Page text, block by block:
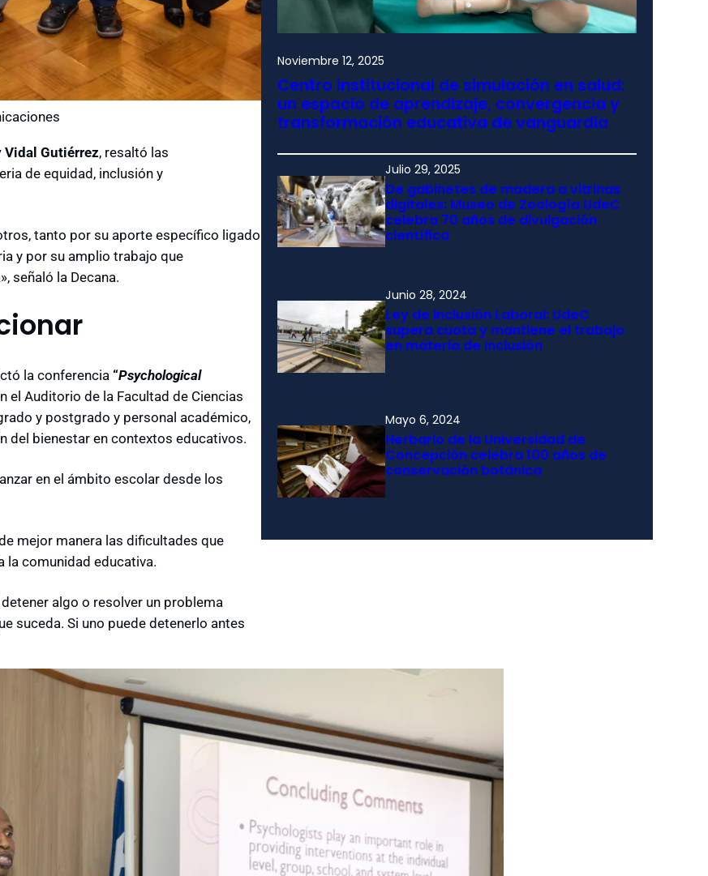
Vidal Gutiérrez, resaltó las
de equidad, inclusión y
tanto por su aporte específico ligado
y por su amplio trabajo que
señaló la Decana.
la conferencia “Psychological
el Auditorio de la Facultad de Ciencias
y postgrado y personal académico,
del bienestar en contextos educativos.
en el ámbito escolar desde los
mejor manera las dificultades que
la comunidad educativa.
algo o resolver un problema
suceda. Si uno puede detenerlo antes
Noviembre 12, 2025
Centro institucional de simulación en salud:
un espacio de aprendizaje, convergencia y
transformación educativa de vanguardia
Julio 29, 2025
De gabinetes de madera a vitrinas
digitales: Museo de Zoología UdeC
celebra 70 años de divulgación
científica
Junio 28, 2024
Ley de Inclusión Laboral: UdeC
supera cuota y mantiene el trabajo
en materia de inclusión
Mayo 6, 2024
Herbario de la Universidad de
Concepción celebra 100 años de
conservación botánica